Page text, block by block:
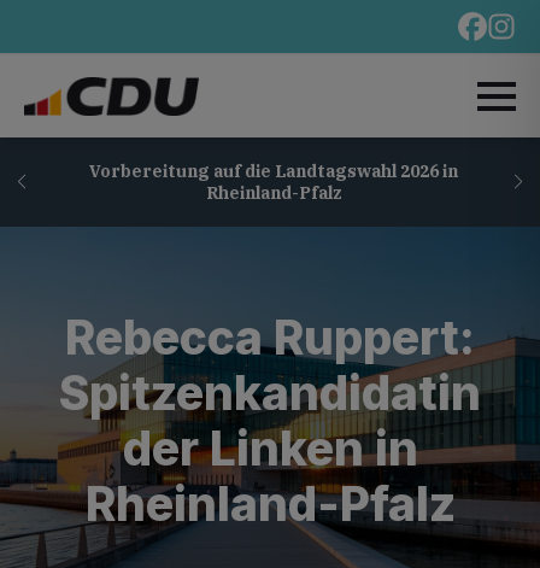
Vorbereitung auf die Landtagswahl 2026 in
Rheinland-Pfalz
Rebecca Ruppert:
Spitzenkandidatin
der Linken in
Rheinland-Pfalz